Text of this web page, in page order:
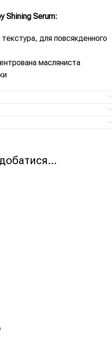
Shining Serum:
для повсякденного
масляниста